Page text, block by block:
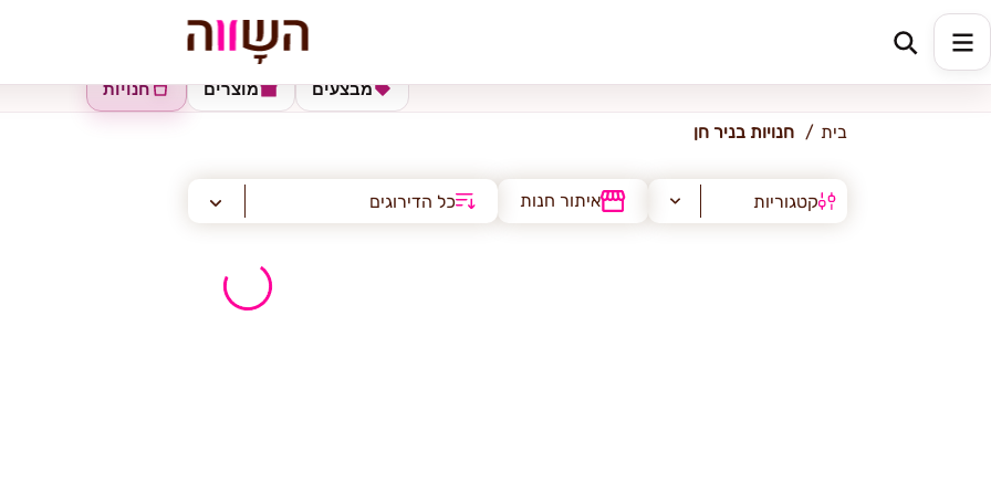
ניר חן
חנויות מוצרים מבצעים
בית חנויות בניר חן
קטגוריות איתור חנות כל הדירוגים